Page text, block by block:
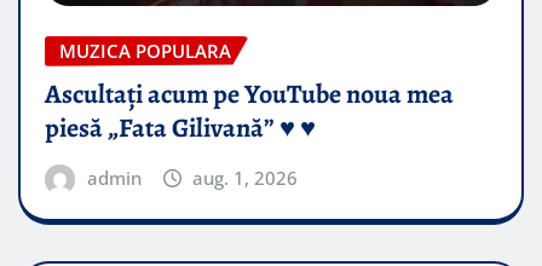
MUZICA POPULARA
Ascultați acum pe YouTube noua mea
piesă „Fata Gilivană” ♥️ ♥️
admin aug. 1, 2026